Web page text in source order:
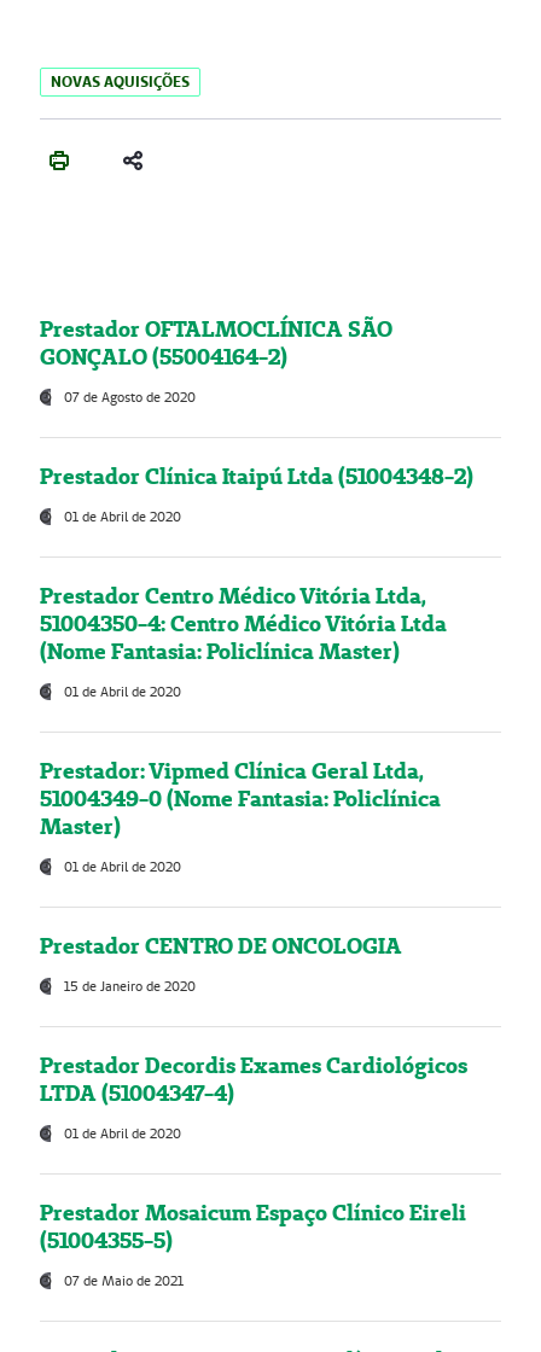
NOVAS AQUISIÇÕES
Prestador OFTALMOCLÍNICA SÃO
GONÇALO (55004164-2)
07 de Agosto de 2020
Prestador Clínica Itaipú Ltda (51004348-2)
01 de Abril de 2020
Prestador Centro Médico Vitória Ltda,
51004350-4: Centro Médico Vitória Ltda
(Nome Fantasia: Policlínica Master)
01 de Abril de 2020
Prestador: Vipmed Clínica Geral Ltda,
51004349-0 (Nome Fantasia: Policlínica
Master)
01 de Abril de 2020
Prestador CENTRO DE ONCOLOGIA
15 de Janeiro de 2020
Prestador Decordis Exames Cardiológicos
LTDA (51004347-4)
01 de Abril de 2020
Prestador Mosaicum Espaço Clínico Eireli
(51004355-5)
07 de Maio de 2021